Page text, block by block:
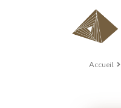
Accueil